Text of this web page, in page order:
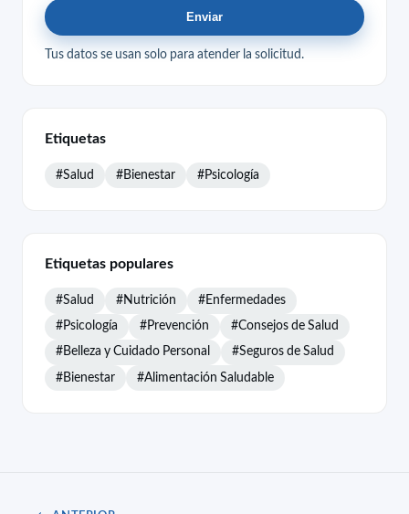
Enviar
Tus datos se usan solo para atender la solicitud.
Etiquetas
#Salud #Bienestar #Psicología
Etiquetas populares
#Salud #Nutrición #Enfermedades
#Psicología #Prevención #Consejos de Salud
#Belleza y Cuidado Personal #Seguros de Salud
#Bienestar #Alimentación Saludable